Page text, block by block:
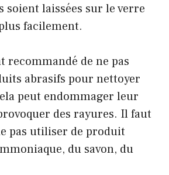
soient laissées sur le verre
facilement.
recommandé de ne pas
abrasifs pour nettoyer
peut endommager leur
des rayures. Il faut
pas utiliser de produit
du savon, du